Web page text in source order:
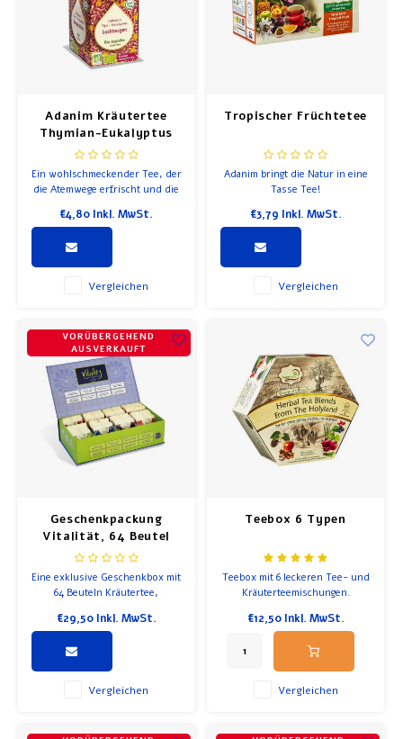
Frühstück und Mittagessen
Backen und Kochen
Adanim Kräutertee
Thymian-Eukalyptus
Ein wohlschmeckender Tee, der
die Atemwege erfrischt und die
€4,80 Inkl. MwSt.
Vergleichen
Tropischer Früchtetee
Adanim bringt die Natur in eine
Tasse Tee!
€3,79 Inkl. MwSt.
Vergleichen
VORÜBERGEHEND
AUSVERKAUFT
Geschenkpackung
Vitalität, 64 Beutel
Kräutertee
Eine exklusive Geschenkbox mit
64 Beuteln Kräutertee,
Sorten, die nicht nur lecker
sind, sondern auch eine
positive Wirkung auf die
Gesundheit haben und das
Wohlbefinden fördern.
€29,50Inkl. MwSt.
Vergleichen
Teebox 6 Typen
Teebox mit 6 leckeren Tee- und
Kräuterteemischungen.
€12,50Inkl. MwSt.
Vergleichen